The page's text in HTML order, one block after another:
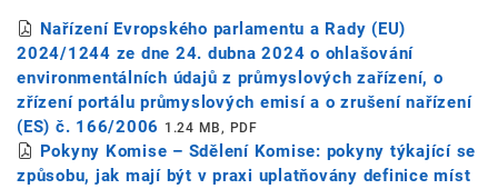
Nařízení Evropského parlamentu a Rady (EU)
2024/1244 ze dne 24. dubna 2024 o ohlašování
environmentálních údajů z průmyslových zařízení, o
zřízení portálu průmyslových emisí a o zrušení nařízení
(ES) č. 166/2006 1.24 MB, PDF
Pokyny Komise – Sdělení Komise: pokyny týkající se
způsobu, jak mají být v praxi uplatňovány definice míst